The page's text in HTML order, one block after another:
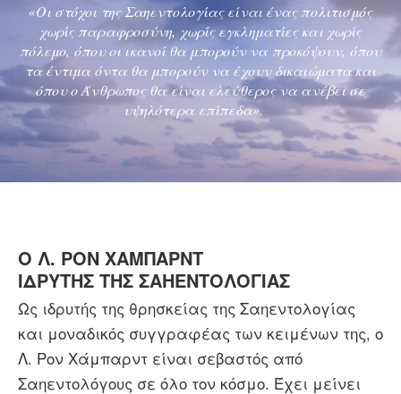
«Οι στόχοι της Σαηεντολογίας είναι ένας πολιτισμός
χωρίς παραφροσύνη, χωρίς εγκληματίες και χωρίς
πόλεμο, όπου οι ικανοί θα μπορούν να προκόψουν, όπου
τα έντιμα όντα θα μπορούν να έχουν δικαιώματα και
όπου ο Άνθρωπος θα είναι ελεύθερος να ανέβει σε
υψηλότερα επίπεδα».
Ο Λ. ΡΟΝ ΧΑΜΠΑΡΝΤ
ΙΔΡΥΤΗΣ ΤΗΣ ΣΑΗΕΝΤΟΛΟΓΙΑΣ
Ως ιδρυτής της θρησκείας της Σαηεντολογίας
και μοναδικός συγγραφέας των κειμένων της, ο
Λ. Ρον Χάμπαρντ είναι σεβαστός από
Σαηεντολόγους σε όλο τον κόσμο. Έχει μείνει